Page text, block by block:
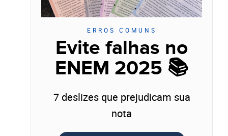
ERROS COMUNS
Evite falhas no
ENEM 2025 📚
7 deslizes que prejudicam sua
nota